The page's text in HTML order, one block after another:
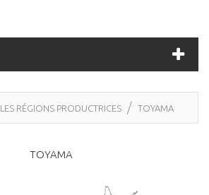
LES RÉGIONS PRODUCTRICES TOYAMA
TOYAMA